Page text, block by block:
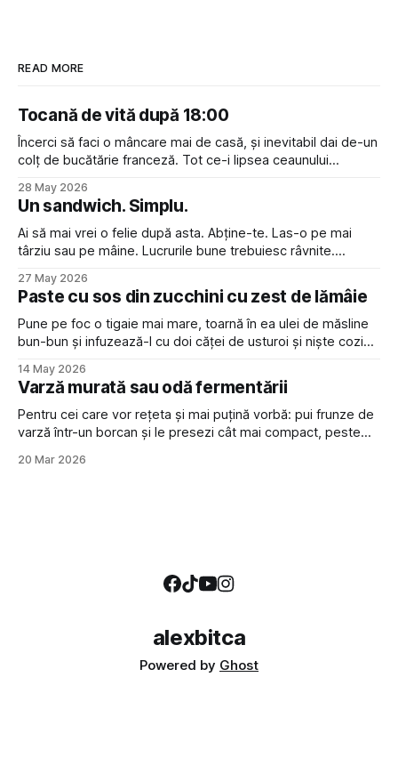
READ MORE
Tocană de vită după 18:00
Încerci să faci o mâncare mai de casă, și inevitabil dai de-un
colț de bucătărie franceză. Tot ce-i lipsea ceaunului
loc de apă, și o atitudine disprețuitoare față de cei care nu
pot pronunța “croissant” cu
28 May 2026
Un sandwich. Simplu.
Ai să mai vrei o felie după asta. Abține-te. Las-o pe mai
târziu sau pe mâine. Lucrurile bune trebuiesc râvnite.
toată ziua, cu anticipație.
27 May 2026
Paste cu sos din zucchini cu zest de lămâie
Pune pe foc o tigaie mai mare, toarnă în ea ulei de măsline
bun-bun și infuzează-l cu doi căței de usturoi și niște cozi
sunt mici) în rondele de vreo jumătate de centimetru
grosime și pune-le
14 May 2026
Varză murată sau odă fermentării
Pentru cei care vor rețeta și mai puțină vorbă: pui frunze de
varză într-un borcan și le presezi cât mai compact, peste
exemplu, 20 g de sare la 1 litru de apă) și pui o greutate ca
20 Mar 2026
alexbitca
Powered by Ghost